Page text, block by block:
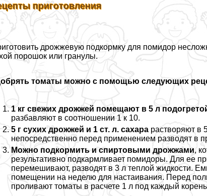
приготовления
дрожжевую подкормку для помидор
порошок или гранулы.
томаты можно с помощью следующих
1 кг свежих дрожжей помещают в 5 л
разбавляют в соотношении 1 к 10.
5 г сухих дрожжей и 1 ст. л. сахара растворяют в
непосредственно перед применением разводят в
Можно подкормить и спиртовыми дрожжами,
результативно подкармливает помидоры. Для ее
перемешивают, разводят в 3 л теплой жидкости.
помещении на неделю для настаивания. Перед
проливают томаты в расчете 1 л под каждый